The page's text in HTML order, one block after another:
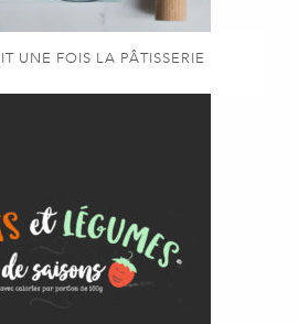
UNE FOIS LA PÂTISSERIE